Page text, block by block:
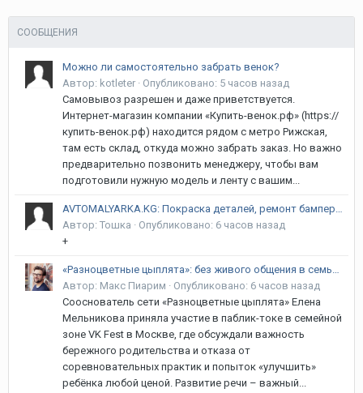
СООБЩЕНИЯ
Можно ли самостоятельно забрать венок?
Автор: kotleter · Опубликовано: 5 часов назад
Самовывоз разрешен и даже приветствуется.
Интернет-магазин компании «Купить-венок.рф» (https://
купить-венок.рф) находится рядом с метро Рижская,
там есть склад, откуда можно забрать заказ. Но важно
предварительно позвонить менеджеру, чтобы вам
подготовили нужную модель и ленту с вашим...
AVTOMALYARKA.KG: Покраска деталей, ремонт бамперов, рихтовка и полировка в Бишкеке | Гарантия 12 месяцев! Курманжан Датка (Алма-Атинская) / Объездная
Автор: Тошка · Опубликовано: 6 часов назад
+
«Разноцветные цыплята»: без живого общения в семье речь ребёнка не сформируется, уверена сооснователь
Автор: Макс Пиарим · Опубликовано: 6 часов назад
Сооснователь сети «Разноцветные цыплята» Елена
Мельникова приняла участие в паблик-токе в семейной
зоне VK Fest в Москве, где обсуждали важность
бережного родительства и отказа от
соревновательных практик и попыток «улучшить»
ребёнка любой ценой. Развитие речи – важный...